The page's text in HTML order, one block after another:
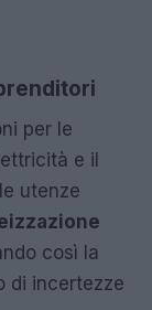
per le
e il
utenze
così la
di incertezze